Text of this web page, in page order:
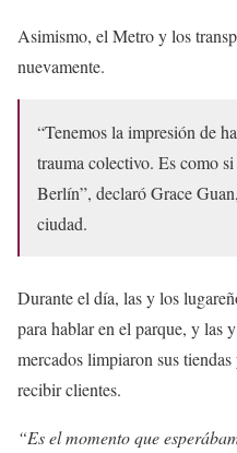
Asimismo, el Metro y los
nuevamente.
“Tenemos la impresión de
trauma colectivo. Es como
Berlín”, declaró Grace
ciudad.
Durante el día, las y los
para hablar en el parque, y las
mercados limpiaron sus tiendas
recibir clientes.
“Es el momento que